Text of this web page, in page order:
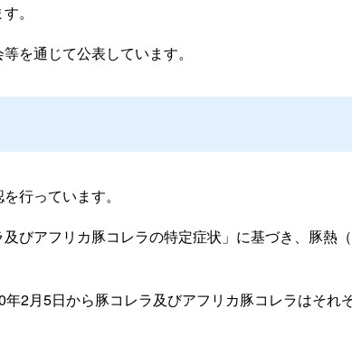
。
を通じて公表しています。
行っています。
びアフリカ豚コレラの特定症状」に基づき、豚熱
2月5日から豚コレラ及びアフリカ豚コレラはそれ